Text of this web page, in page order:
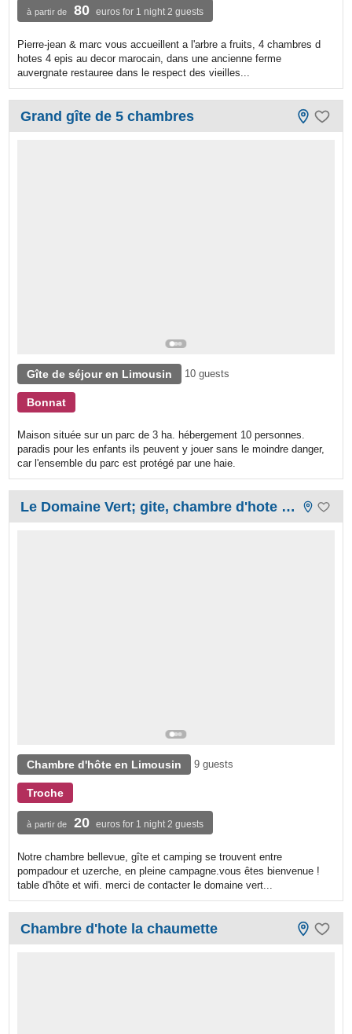
à partir de 80 euros for 1 night 2 guests
Pierre-jean & marc vous accueillent a l'arbre a fruits, 4 chambres d
hotes 4 epis au decor marocain, dans une ancienne ferme
auvergnate restauree dans le respect des vieilles...
Grand gîte de 5 chambres
Gîte de séjour en Limousin 10 guests
Bonnat
Maison située sur un parc de 3 ha. hébergement 10 personnes.
paradis pour les enfants ils peuvent y jouer sans le moindre danger,
car l'ensemble du parc est protégé par une haie.
Le Domaine Vert; gite, chambre d'hote et camping
Chambre d'hôte en Limousin 9 guests
Troche
à partir de 20 euros for 1 night 2 guests
Notre chambre bellevue, gîte et camping se trouvent entre
pompadour et uzerche, en pleine campagne.vous êtes bienvenue !
table d'hôte et wifi. merci de contacter le domaine vert...
Chambre d'hote la chaumette